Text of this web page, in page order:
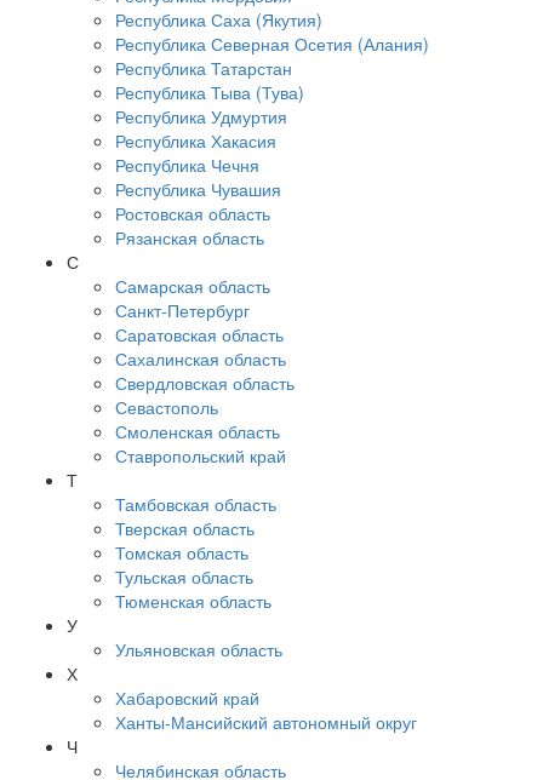
Республика Саха (Якутия)
Республика Северная Осетия (Алания)
Республика Татарстан
Республика Тыва (Тува)
Республика Удмуртия
Республика Хакасия
Республика Чечня
Республика Чувашия
Ростовская область
Рязанская область
С
Самарская область
Санкт-Петербург
Саратовская область
Сахалинская область
Свердловская область
Севастополь
Смоленская область
Ставропольский край
Т
Тамбовская область
Тверская область
Томская область
Тульская область
Тюменская область
У
Ульяновская область
Х
Хабаровский край
Ханты-Мансийский автономный округ
Ч
Челябинская область